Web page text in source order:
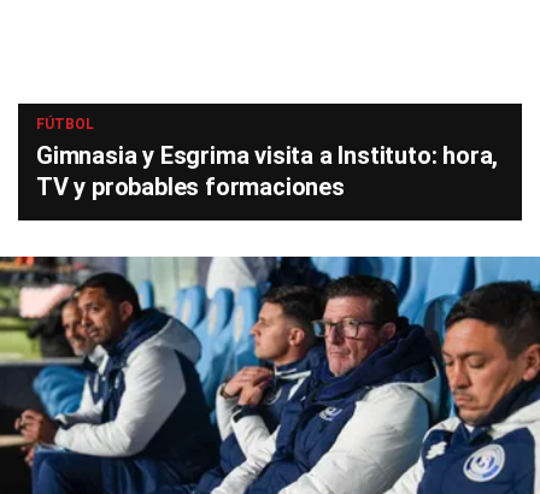
FÚTBOL
Gimnasia y Esgrima visita a Instituto: hora,
TV y probables formaciones